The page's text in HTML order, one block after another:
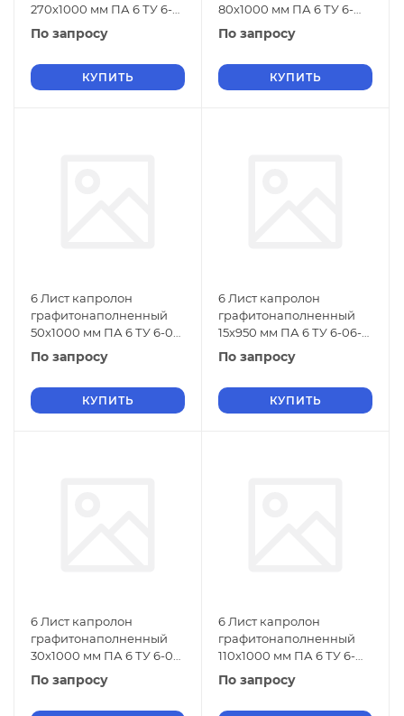
270х1000 мм ПА 6 ТУ 6-
06-38-89
По запросу
КУПИТЬ
80х1000 мм ПА 6 ТУ 6-
06-38-89
По запросу
КУПИТЬ
6 Лист капролон
графитонаполненный
50х1000 мм ПА 6 ТУ 6-06-
38-89
По запросу
КУПИТЬ
6 Лист капролон
графитонаполненный
15х950 мм ПА 6 ТУ 6-06-
38-89
По запросу
КУПИТЬ
6 Лист капролон
графитонаполненный
30х1000 мм ПА 6 ТУ 6-06-
38-89
По запросу
6 Лист капролон
графитонаполненный
110х1000 мм ПА 6 ТУ 6-
06-38-89
По запросу